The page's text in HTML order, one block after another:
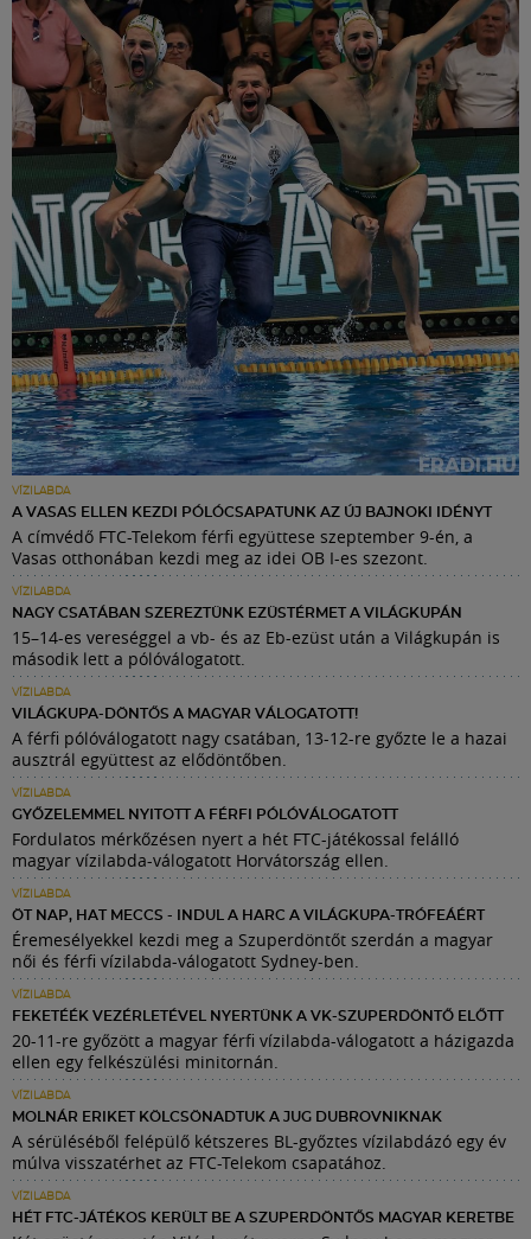
VÍZILABDA
A VASAS ELLEN KEZDI PÓLÓCSAPATUNK AZ ÚJ BAJNOKI IDÉNYT
A címvédő FTC-Telekom férfi együttese szeptember 9-én, a
Vasas otthonában kezdi meg az idei OB I-es szezont.
VÍZILABDA
NAGY CSATÁBAN SZEREZTÜNK EZÜSTÉRMET A VILÁGKUPÁN
15–14-es vereséggel a vb- és az Eb-ezüst után a Világkupán is
második lett a pólóválogatott.
VÍZILABDA
VILÁGKUPA-DÖNTŐS A MAGYAR VÁLOGATOTT!
A férfi pólóválogatott nagy csatában, 13-12-re győzte le a hazai
ausztrál együttest az elődöntőben.
VÍZILABDA
GYŐZELEMMEL NYITOTT A FÉRFI PÓLÓVÁLOGATOTT
Fordulatos mérkőzésen nyert a hét FTC-játékossal felálló
magyar vízilabda-válogatott Horvátország ellen.
VÍZILABDA
ÖT NAP, HAT MECCS - INDUL A HARC A VILÁGKUPA-TRÓFEÁÉRT
Éremesélyekkel kezdi meg a Szuperdöntőt szerdán a magyar
női és férfi vízilabda-válogatott Sydney-ben.
VÍZILABDA
FEKETÉÉK VEZÉRLETÉVEL NYERTÜNK A VK-SZUPERDÖNTŐ ELŐTT
20-11-re győzött a magyar férfi vízilabda-válogatott a házigazda
ellen egy felkészülési minitornán.
VÍZILABDA
MOLNÁR ERIKET KÖLCSÖNADTUK A JUG DUBROVNIKNAK
A sérüléséből felépülő kétszeres BL-győztes vízilabdázó egy év
múlva visszatérhet az FTC-Telekom csapatához.
VÍZILABDA
HÉT FTC-JÁTÉKOS KERÜLT BE A SZUPERDÖNTŐS MAGYAR KERETBE